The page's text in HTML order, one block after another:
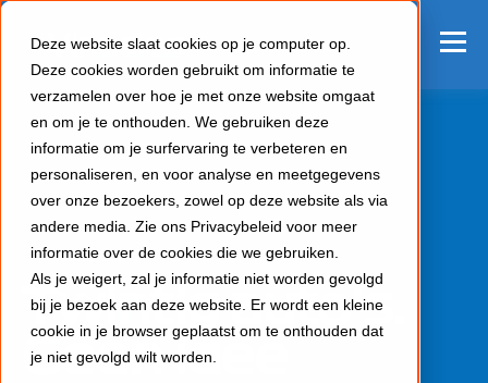
Deze website slaat cookies op je computer op.
Deze cookies worden gebruikt om informatie te
verzamelen over hoe je met onze website omgaat
en om je te onthouden. We gebruiken deze
informatie om je surfervaring te verbeteren en
personaliseren, en voor analyse en meetgegevens
over onze bezoekers, zowel op deze website als via
andere media. Zie ons Privacybeleid voor meer
informatie over de cookies die we gebruiken.
Als je weigert, zal je informatie niet worden gevolgd
bij je bezoek aan deze website. Er wordt een kleine
cookie in je browser geplaatst om te onthouden dat
je niet gevolgd wilt worden.
AUTOMOTIVE
Twintig auto's.
Geen idee